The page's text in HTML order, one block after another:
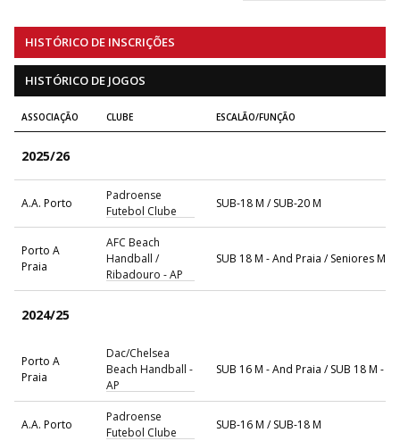
HISTÓRICO DE INSCRIÇÕES
HISTÓRICO DE JOGOS
ASSOCIAÇÃO CLUBE ESCALÃO/FUNÇÃO
2025/26
A.A. Porto
Padroense
Futebol Clube
SUB-18 M / SUB-20 M
Porto A
Praia
AFC Beach
Handball /
Ribadouro - AP
SUB 18 M - And Praia / Seniores M -
2024/25
Porto A
Praia
Dac/Chelsea
Beach Handball -
AP
SUB 16 M - And Praia / SUB 18 M -
A.A. Porto
Padroense
Futebol Clube
SUB-16 M / SUB-18 M